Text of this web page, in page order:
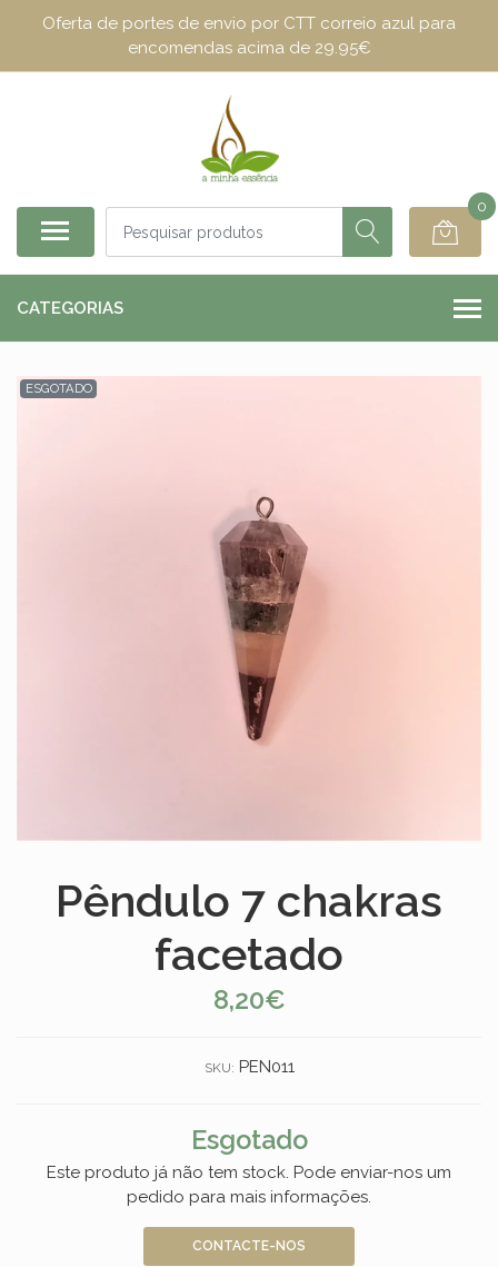
Oferta de portes de envio por CTT correio azul para
encomendas acima de 29.95€
0
CATEGORIAS
ESGOTADO
Pêndulo 7 chakras
facetado
8,20€
SKU: PEN011
Esgotado
Este produto já não tem stock. Pode enviar-nos um
pedido para mais informações.
CONTACTE-NOS